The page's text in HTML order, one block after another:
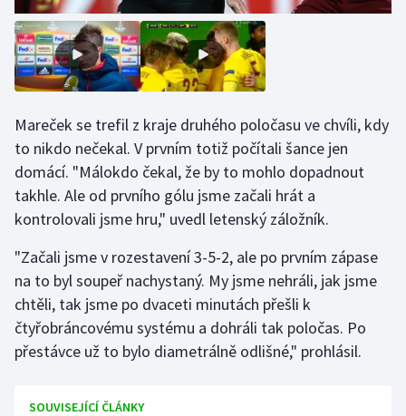
Plavání
Plážový volejbal
Ragby
Rychlobruslení
Rychlostní kanoistika
Short track
Sportovní střelba
Stolní tenis
Triatlon
Veslování
Mareček se trefil z kraje druhého poločasu ve chvíli, kdy
to nikdo nečekal. V prvním totiž počítali šance jen
domácí. "Málokdo čekal, že by to mohlo dopadnout
takhle. Ale od prvního gólu jsme začali hrát a
kontrolovali jsme hru," uvedl letenský záložník.
"Začali jsme v rozestavení 3-5-2, ale po prvním zápase
na to byl soupeř nachystaný. My jsme nehráli, jak jsme
chtěli, tak jsme po dvaceti minutách přešli k
čtyřobráncovému systému a dohráli tak poločas. Po
přestávce už to bylo diametrálně odlišné," prohlásil.
SOUVISEJÍCÍ ČLÁNKY